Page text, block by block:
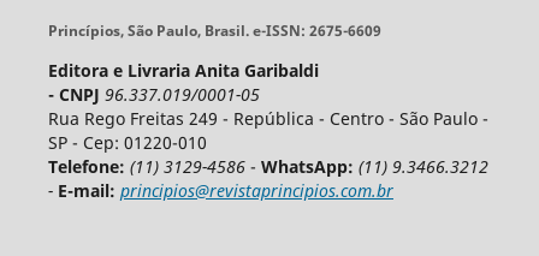
Princípios, São Paulo, Brasil. e-ISSN: 2675-6609
Editora e Livraria Anita Garibaldi
- CNPJ 96.337.019/0001-05
Rua Rego Freitas 249 - República - Centro - São Paulo -
SP - Cep: 01220-010
Telefone: (11) 3129-4586- WhatsApp: (11) 9.3466.3212
- E-mail: principios@revistaprincipios.com.br